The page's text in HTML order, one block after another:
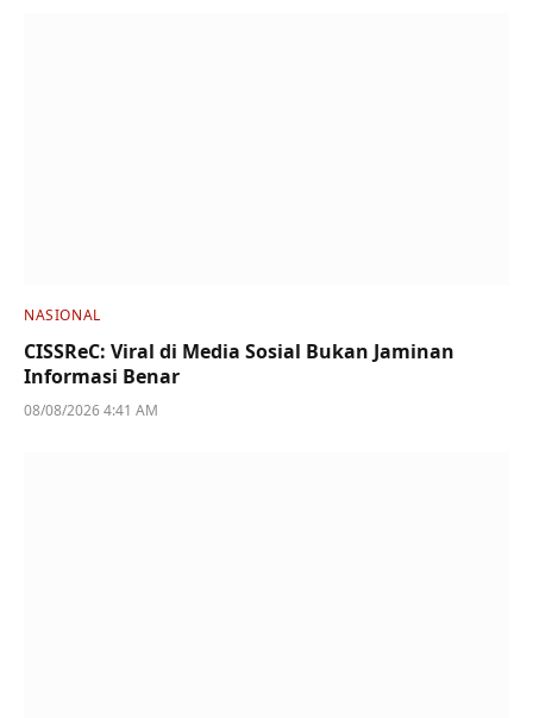
NASIONAL
CISSReC: Viral di Media Sosial Bukan Jaminan
Informasi Benar
08/08/2026 4:41 AM